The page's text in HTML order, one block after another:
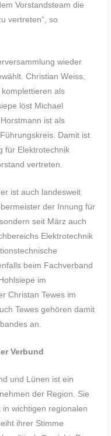
Vorstandsteam die
vertreten“, so
wieder
Christian Weiss,
als
löst Michael
ist als
Damit ist
für Elektrotechnik
vertreten.
ist auch landesweit
der Innung für
seit März auch
Elektrotechnik
beim Fachverband
im
Christan Tewes im
Tewes gehören damit
an.
Verbund
und Lünen ist ein
der Region. Sie
wichtigen regionalen
ihrer Stimme